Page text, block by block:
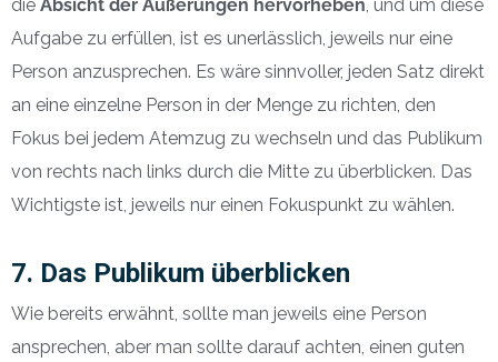
die Absicht der Äußerungen hervorheben , und um diese
Aufgabe zu erfüllen, ist es unerlässlich, jeweils nur eine
Person anzusprechen. Es wäre sinnvoller, jeden Satz direkt
an eine einzelne Person in der Menge zu richten, den
Fokus bei jedem Atemzug zu wechseln und das Publikum
von rechts nach links durch die Mitte zu überblicken. Das
Wichtigste ist, jeweils nur einen Fokuspunkt zu wählen.
7. Das Publikum überblicken
Wie bereits erwähnt, sollte man jeweils eine Person
ansprechen, aber man sollte darauf achten, einen guten